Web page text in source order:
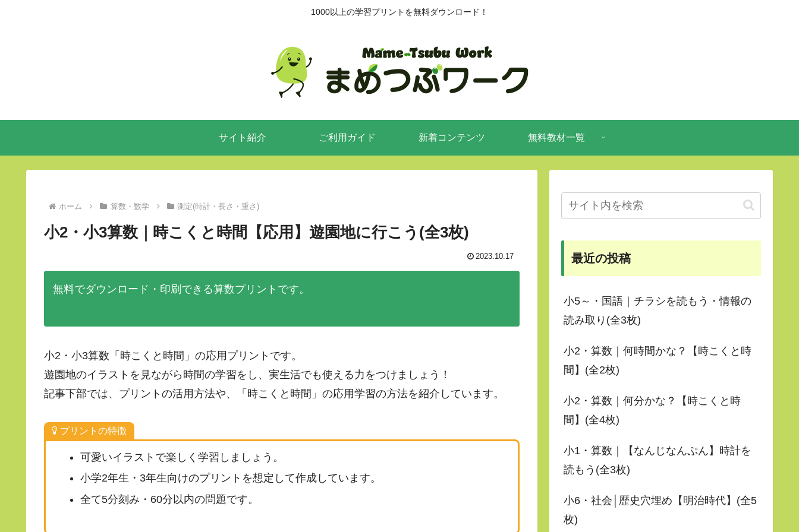
1000以上の学習プリントを無料ダウンロード！
サイト紹介 ご利用ガイド 新着コンテンツ 無料教材一覧
ホーム 算数・数学 測定(時計・長さ・重さ)
小2・小3算数｜時こくと時間【応用】遊園地に行こう(全3枚)
2023.10.17
無料でダウンロード・印刷できる算数プリントです。
小2・小3算数「時こくと時間」の応用プリントです。
遊園地のイラストを見ながら時間の学習をし、実生活でも使える力をつけましょう！
記事下部では、プリントの活用方法や、「時こくと時間」の応用学習の方法を紹介しています。
プリントの特徴
可愛いイラストで楽しく学習しましょう。
小学2年生・3年生向けのプリントを想定して作成しています。
全て5分刻み・60分以内の問題です。
最近の投稿
小5～・国語｜チラシを読もう・情報の
読み取り(全3枚)
小2・算数｜何時間かな？【時こくと時
間】(全2枚)
小2・算数｜何分かな？【時こくと時
間】(全4枚)
小1・算数｜【なんじなんぷん】時計を
読もう(全3枚)
小6・社会│歴史穴埋め【明治時代】(全5
枚)